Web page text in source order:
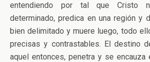
entendiendo por tal que Cristo
determinado, predica en una región y
bien delimitado y muere luego, todo
precisas y contrastables. El destino
aquel entonces, penetra y se encauza